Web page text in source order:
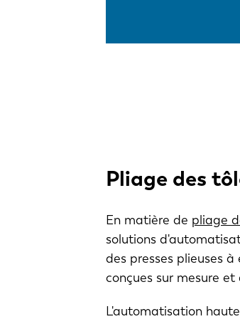
Pliage des
En matière de pliage
solutions
des presses plieuses
conçues sur mesure et
L'automatisation